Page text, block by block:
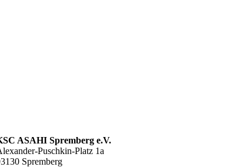
ASAHI Spremberg e.V.
Puschkin-Platz 1a
Spremberg